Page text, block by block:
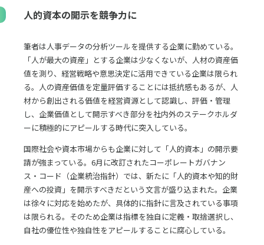
人的資本の開示を競争力に
筆者は人事データの分析ツールを提供する企業に勤めている。
「人が最大の資産」とする企業は少なくないが、人材の資産価
値を測り、経営戦略や意思決定に活用できている企業は限られ
る。人の資産価値を定量評価することには抵抗感もあるが、人
材から創出される価値を経営資源として認識し、評価・管理
し、企業価値として開示すべき部分を社内外のステークホルダ
ーに積極的にアピールする時代に突入している。
国際社会や資本市場からも企業に対して「人的資本」の開示要
請が強まっている。6月に改訂されたコーポレートガバナン
ス・コード（企業統治指針）では、新たに「人的資本や知的財
産への投資」を開示すべきだという文言が盛り込まれた。企業
は徐々に対応を始めたが、具体的に指針に言及されている事項
は限られる。そのため企業は指標を独自に定義・取捨選択し、
自社の優位性や独自性をアピールすることに腐心している。